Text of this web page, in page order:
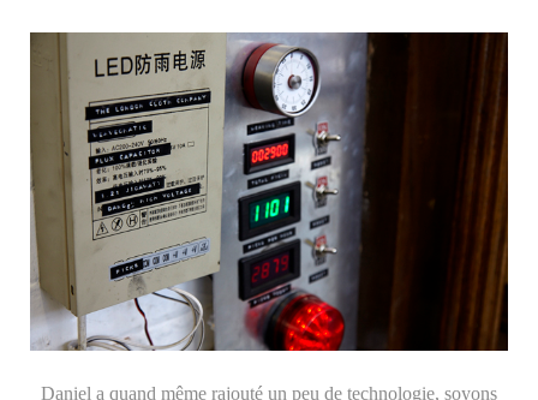
Daniel a quand même rajouté un peu de technologie, soyons